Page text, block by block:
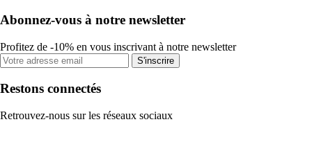
Abonnez-vous à notre newsletter
Profitez de -10% en vous inscrivant à notre newsletter
S'inscrire
Restons connectés
Retrouvez-nous sur les réseaux sociaux